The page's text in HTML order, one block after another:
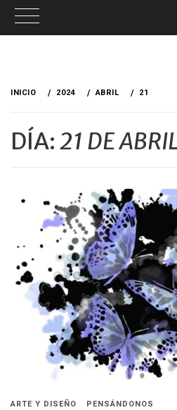
INICIO 2024 ABRIL 21
DÍA: 21 DE
ARTE Y DISEÑO PENSÁNDONOS